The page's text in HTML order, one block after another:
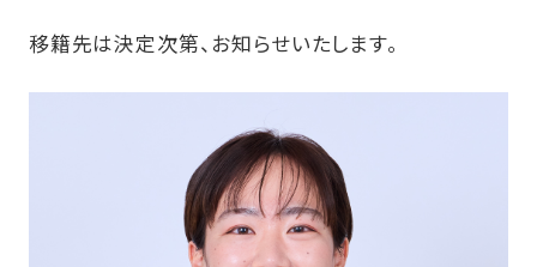
移籍先は決定次第、お知らせいたします。